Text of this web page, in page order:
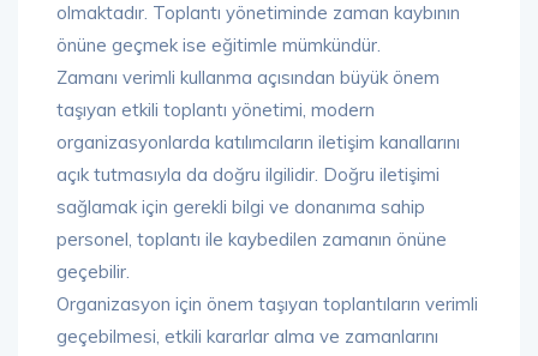
olmaktadır. Toplantı yönetiminde zaman kaybının
önüne geçmek ise eğitimle mümkündür.
Zamanı verimli kullanma açısından büyük önem
taşıyan etkili toplantı yönetimi, modern
organizasyonlarda katılımcıların iletişim kanallarını
açık tutmasıyla da doğru ilgilidir. Doğru iletişimi
sağlamak için gerekli bilgi ve donanıma sahip
personel, toplantı ile kaybedilen zamanın önüne
geçebilir.
Organizasyon için önem taşıyan toplantıların verimli
geçebilmesi, etkili kararlar alma ve zamanlarını